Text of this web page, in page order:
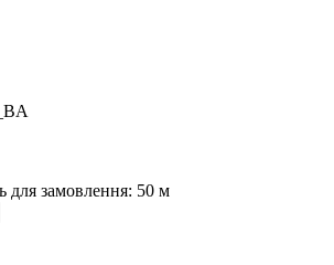
для замовлення: 50 м